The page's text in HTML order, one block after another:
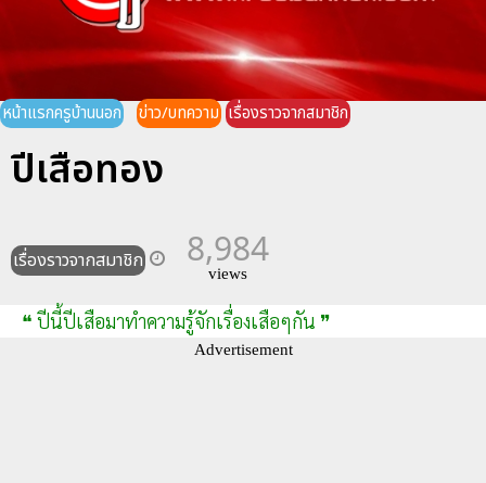
หน้าแรกครูบ้านนอก ข่าว/บทความ เรื่องราวจากสมาชิก
ปีเสือทอง
เรื่องราวจากสมาชิก 8,984
views
❝ ปีนี้ปีเสือมาทำความรู้จักเรื่องเสือๆกัน ❞
Advertisement